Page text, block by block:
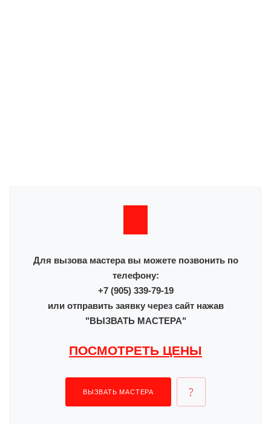
Для вызова мастера вы можете позвонить по
телефону:
+7 (905) 339-79-19
или отправить заявку через сайт нажав
"ВЫЗВАТЬ МАСТЕРА"
ПОСМОТРЕТЬ ЦЕНЫ
ВЫЗВАТЬ МАСТЕРА